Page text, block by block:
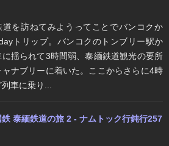
道を訪ねてみようってことでバンコクか
トリップ。バンコクのトンブリー駅か
に揺られて3時間弱、泰緬鉄道観光の要所
ャナブリーに着いた。ここからさらに4時
車に乗り...
鉄 泰緬鉄道の旅 2 - ナムトック行鈍行257